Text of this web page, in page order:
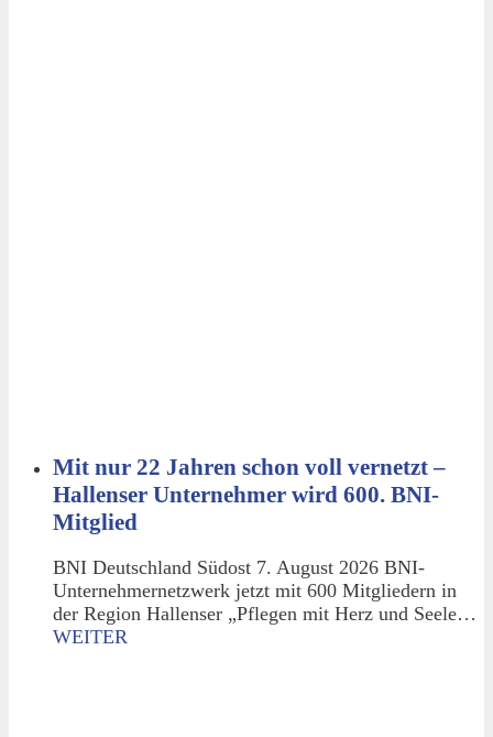
Mit nur 22 Jahren schon voll vernetzt –
Hallenser Unternehmer wird 600. BNI-
Mitglied
BNI Deutschland Südost 7. August 2026 BNI-
Unternehmernetzwerk jetzt mit 600 Mitgliedern in
der Region Hallenser „Pflegen mit Herz und Seele…
WEITER